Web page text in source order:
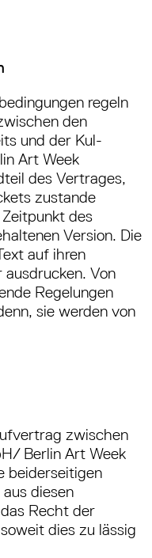
re­geln
den
und der Kul­
Art Week
des Vertrages,
zustande
des
Version. Die
auf ihren
Von
Regelungen
sie werden von
zwi­schen
Berlin Art Week
bei­derseitigen
diesen
Recht der
dies zu­ lässig